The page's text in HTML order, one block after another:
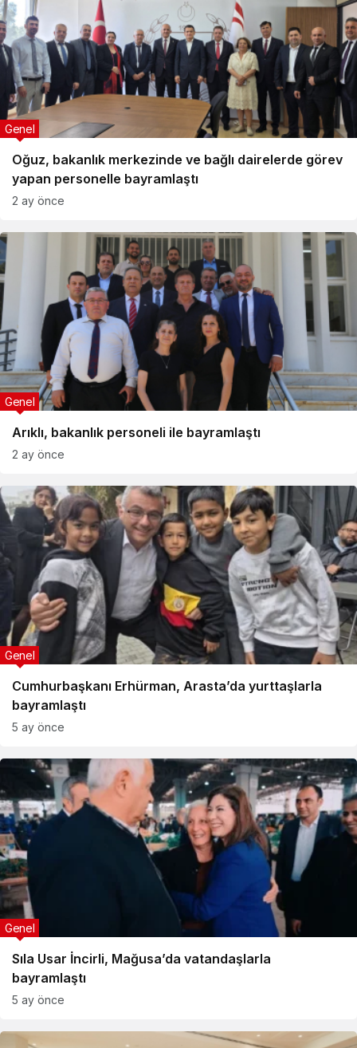
Oğuz, bakanlık merkezinde ve bağlı dairelerde görev
yapan personelle bayramlaştı
Genel
2 ay önce
Arıklı, bakanlık personeli ile bayramlaştı
Genel
2 ay önce
Cumhurbaşkanı Erhürman, Arasta’da yurttaşlarla
bayramlaştı
Genel
5 ay önce
Sıla Usar İncirli, Mağusa’da vatandaşlarla
bayramlaştı
Genel
5 ay önce